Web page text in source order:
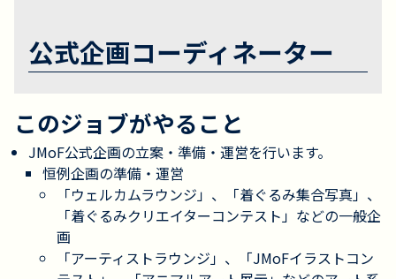
公式企画コーディネーター
このジョブがやること
JMoF公式企画の立案・準備・運営を行います。
恒例企画の準備・運営
「ウェルカムラウンジ」、「着ぐるみ集合写真」、
「着ぐるみクリエイターコンテスト」などの一般企
画
「アーティストラウンジ」、「JMoFイラストコン